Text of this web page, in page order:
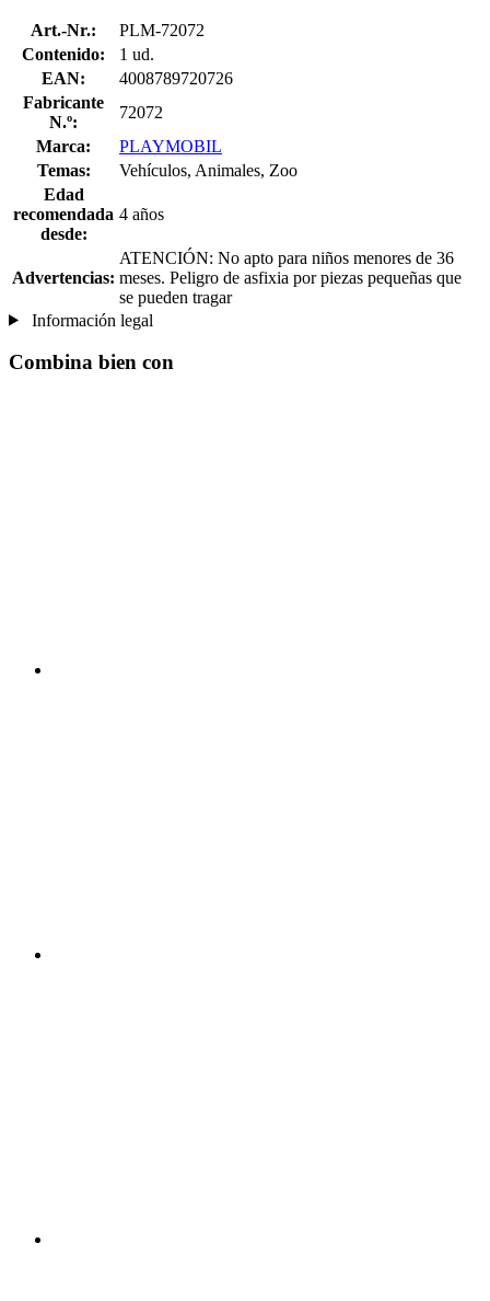
Art.-Nr.:
PLM-72072
Contenido:
1 ud.
EAN:
4008789720726
Fabricante
N.º:
72072
Marca:
PLAYMOBIL
Temas:
Vehículos, Animales, Zoo
Edad
recomendada
desde:
4 años
Advertencias:
ATENCIÓN: No apto para niños menores de 36
meses. Peligro de asfixia por piezas pequeñas que
se pueden tragar
Información legal
Combina bien con